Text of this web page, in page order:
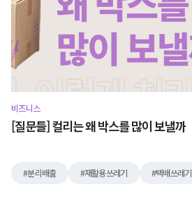
비즈니스
[질문들] 컬리는 왜 박스를 많이 보낼까
분리배출 재활용쓰레기 택배쓰레기